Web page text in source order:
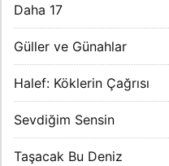
Daha 17
Güller ve Günahlar
Halef: Köklerin Çağrısı
Sevdiğim Sensin
Taşacak Bu Deniz